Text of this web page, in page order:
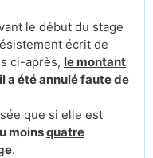
le début du stage
écrit de
ci-après, le montant
a été annulé faute de
que si elle est
moinsquatre
.